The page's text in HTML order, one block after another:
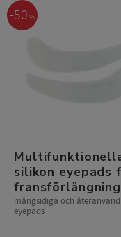
silikon eyepads
fransförlängning
mångsidiga och
eyepads
50 %